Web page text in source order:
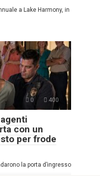
a Lake Harmony, in
0 400
con un
per frode
la porta d’ingresso